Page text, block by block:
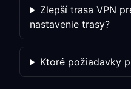
Zlepší trasa VPN
nastavenie trasy?
Ktoré požiadavky